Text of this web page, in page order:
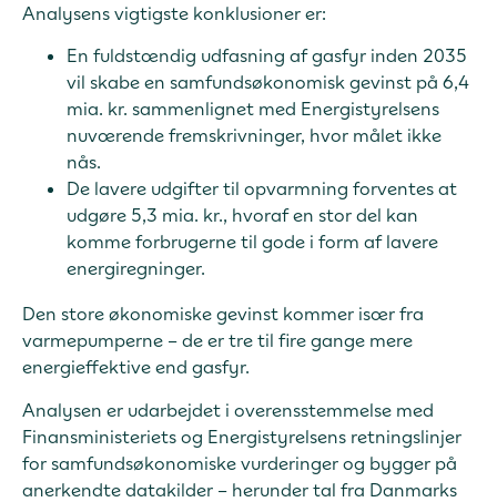
Analysens vigtigste konklusioner er:
En fuldstændig udfasning af gasfyr inden 2035
vil skabe en samfundsøkonomisk gevinst på 6,4
mia. kr. sammenlignet med Energistyrelsens
nuværende fremskrivninger, hvor målet ikke
nås.
De lavere udgifter til opvarmning forventes at
udgøre 5,3 mia. kr., hvoraf en stor del kan
komme forbrugerne til gode i form af lavere
energiregninger.
Den store økonomiske gevinst kommer især fra
varmepumperne – de er tre til fire gange mere
energieffektive end gasfyr.
Analysen er udarbejdet i overensstemmelse med
Finansministeriets og Energistyrelsens retningslinjer
for samfundsøkonomiske vurderinger og bygger på
anerkendte datakilder – herunder tal fra Danmarks